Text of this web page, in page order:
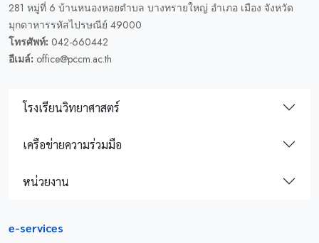
281 หมู่ที่ 6 บ้านหนองหอยตำบล บางทรายใหญ่ อำเภอ เมือง จังหวัด
มุกดาหารรหัสไปรษณีย์ 49000
โทรศัพท์: 042-660442
อีเมล์: office@pccm.ac.th
โรงเรียนวิทยาศาสตร์
เครือข่ายความร่วมมือ
หน่วยงาน
e-services